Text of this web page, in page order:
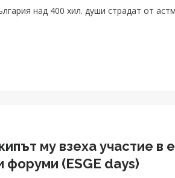
над 400 хил. души страдат от
му взеха участие в
форуми (ESGE days)